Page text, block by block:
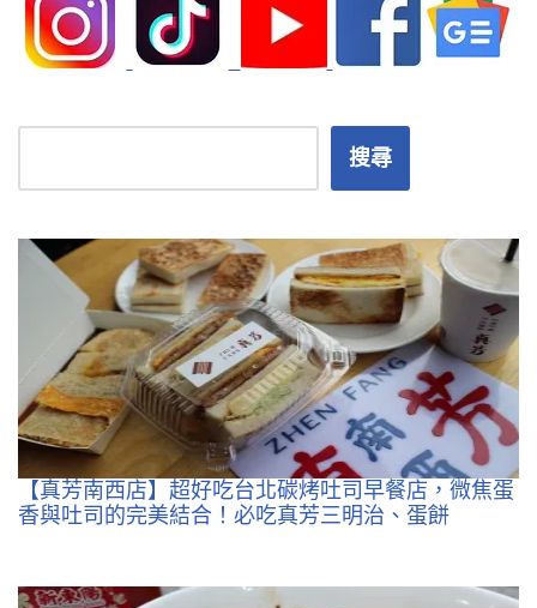
搜尋
【真芳南西店】超好吃台北碳烤吐司早餐店，微焦蛋
香與吐司的完美結合！必吃真芳三明治、蛋餅